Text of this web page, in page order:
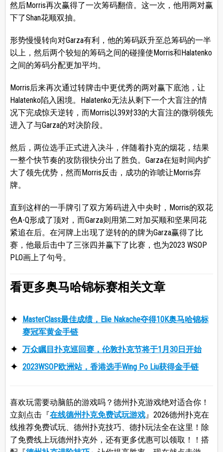
然后Morris再次赢得了一次筹码翻倍。这一次，他用两对赢
下了Shan花顺双抽。
形势慢慢转向对Garza有利，他的筹码跃升至总筹码的一半
以上，然后两个较短的筹码之间的碰撞使Morris和Halatenko
之间的筹码分配更加平均。
Morris后来再次通过转牌击中更优秀的两对赢下底池，让
Halatenko陷入困境。Halatenko无法从剩下一个大盲注的情
况下完成惊天逆转，而Morris以39对33的大盲注的微弱领先
进入了与Garza的对决阶段。
然后，两位选手正式进入决斗，伴随着扑克的烟花，结果
一整个快节奏的攻防很快分出了胜负。Garza在短时间内扩
大了领先优势，然而Morris反击，成功的诈唬让Morris弃
牌。
直到这样的一手牌引了双方筹码进入中央时，Morris的双花
色A-Q形成了顶对，而Garza则用第二对加买顺和坚果同花
紧追在后。在河牌上出现了逆转的的牌为Garza赢得了比
赛，他最后击中了三张四并赢下了比赛，也为2023 WSOP
PLO画上了句号。
看更多奥马哈锦标赛相关文章
MasterClass最佳成绩，Elie Nakache夺得10K奥马哈锦标
赛冠军黄金手链
万众瞩目扑克巡回赛，伦敦扑克节将于1月30日开始
2023WSOP欧洲站，香港选手Wing Po Liu获得金手链
喜欢玩需要动脑筋的游戏吗？德州扑克游戏绝对适合你！
立刻点击『在线德州扑克免费试玩游戏』2026德州扑克在
线推荐免费试玩、德州扑克技巧、德扑玩法全在这里！除
了免费线上玩德州扑克外，还有更多优惠可以领取！！搭